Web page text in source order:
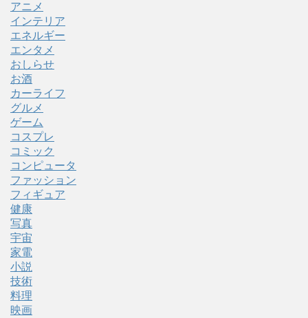
アニメ
インテリア
エネルギー
エンタメ
おしらせ
お酒
カーライフ
グルメ
ゲーム
コスプレ
コミック
コンピュータ
ファッション
フィギュア
健康
写真
宇宙
家電
小説
技術
料理
映画